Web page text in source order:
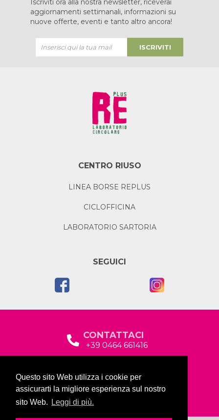
Questo sito Web utilizza i cookie per
assicurarti la migliore esperienza sul nostro
sito Web.
Leggi di più.
Iscriviti ora alla nostra newsletter, riceverai
aggiornamenti settimanali, informazioni su
nuove offerte, eventi e tanto altro ancora!
ISCRIVITI
CENTRO RIUSO
LINEA BORSE REPLUS
CICLOFFICINA
LABORATORIO SARTORIA
SEGUICI
CONTATTACI
+39 0464 661416
Via Baltera, 19
38066 Riva del Garda (TN)